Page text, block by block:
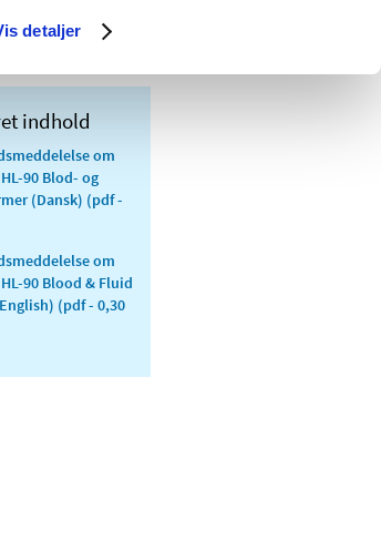
detaljer
indhold
om
90 Blod- og
(Dansk) (pdf -
om
HL-90 Blood & Fluid
(pdf - 0,30